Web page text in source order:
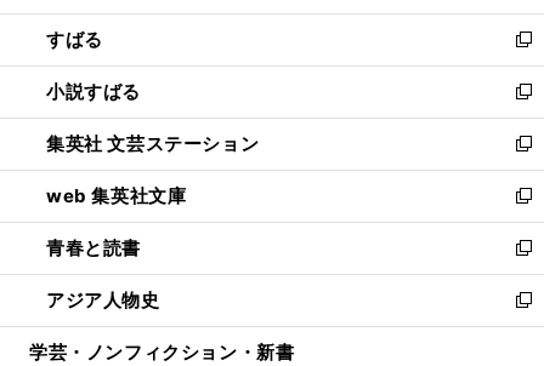
開
く
ウ
で
開
く
ン
ド
ウ
で
開
く
すばる
新
し
い
ウ
ィ
ン
ド
ウ
で
開
く
小説すばる
新
し
い
ウ
ィ
ン
ド
ウ
で
開
集英社 文芸ステーション
新
し
い
ウ
ィ
ン
ド
ウ
web 集英社文庫
新
し
い
ウ
ィ
ン
青春と読書
新
し
い
ウ
アジア人物史
新
し
学芸・ノンフィクション・新書